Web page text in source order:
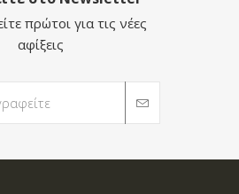
πρώτοι για τις νέες
αφίξεις